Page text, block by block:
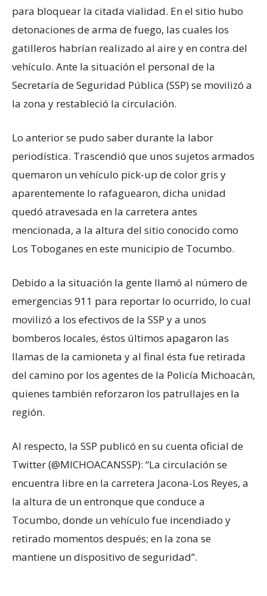
para bloquear la citada vialidad. En el sitio hubo
detonaciones de arma de fuego, las cuales los
gatilleros habrían realizado al aire y en contra del
vehículo. Ante la situación el personal de la
Secretaría de Seguridad Pública (SSP) se movilizó a
la zona y restableció la circulación.
Lo anterior se pudo saber durante la labor
periodística. Trascendió que unos sujetos armados
quemaron un vehículo pick-up de color gris y
aparentemente lo rafaguearon, dicha unidad
quedó atravesada en la carretera antes
mencionada, a la altura del sitio conocido como
Los Toboganes en este municipio de Tocumbo.
Debido a la situación la gente llamó al número de
emergencias 911 para reportar lo ocurrido, lo cual
movilizó a los efectivos de la SSP y a unos
bomberos locales, éstos últimos apagaron las
llamas de la camioneta y al final ésta fue retirada
del camino por los agentes de la Policía Michoacán,
quienes también reforzaron los patrullajes en la
región.
Al respecto, la SSP publicó en su cuenta oficial de
Twitter (@MICHOACANSSP): “La circulación se
encuentra libre en la carretera Jacona-Los Reyes, a
la altura de un entronque que conduce a
Tocumbo, donde un vehículo fue incendiado y
retirado momentos después; en la zona se
mantiene un dispositivo de seguridad”.